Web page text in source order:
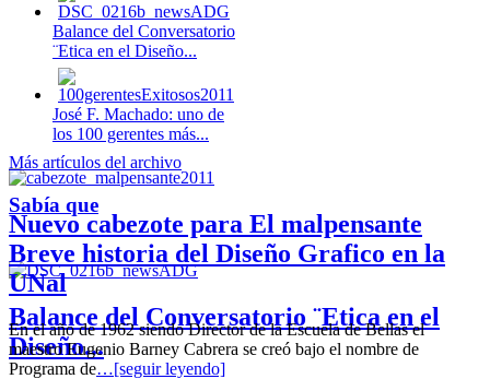
Balance del Conversatorio
¨Etica en el Diseño...
José F. Machado: uno de
los 100 gerentes más...
Nuevo cabezote para El malpensante
Balance del Conversatorio ¨Etica en el
Diseño...
Más artículos del archivo
Sabía que
Breve historia del Diseño Grafico en la
UNal
En el año de 1962 siendo Director de la Escuela de Bellas el
maestro Eugenio Barney Cabrera se creó bajo el nombre de
Programa de…[seguir leyendo]